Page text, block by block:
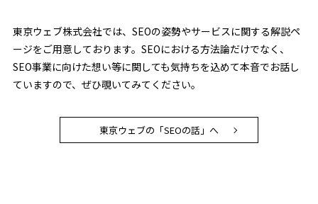
東京ウェブ株式会社では、SEOの姿勢やサービスに関する解説ペ
ージをご用意しております。SEOにおける方法論だけでなく、
SEO事業に向けた想い等に関しても気持ちを込めて本音でお話し
ていますので、ぜひ覗いてみてください。
東京ウェブの「SEOの話」へ